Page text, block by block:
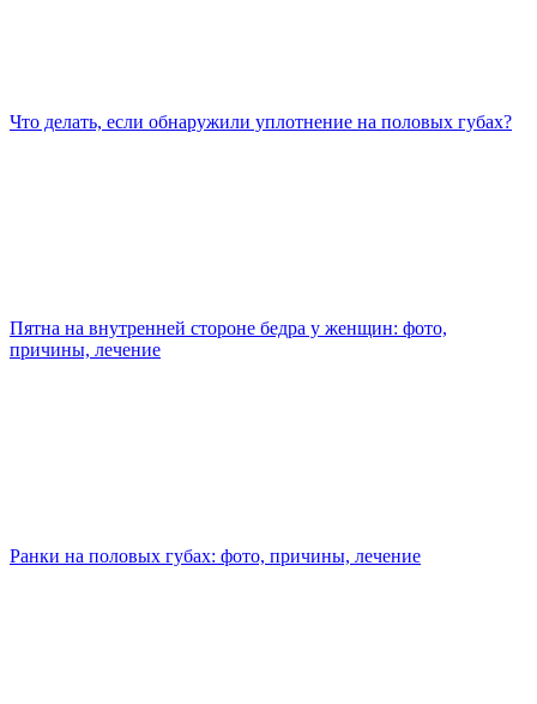
Что делать, если обнаружили уплотнение на половых губах?
Пятна на внутренней стороне бедра у женщин: фото,
причины, лечение
Ранки на половых губах: фото, причины, лечение